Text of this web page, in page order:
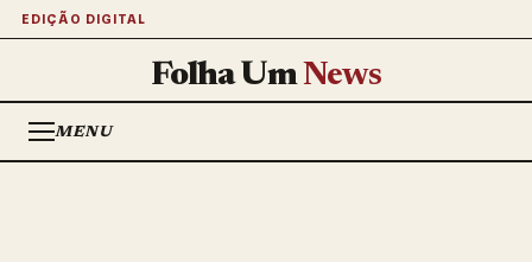
EDIÇÃO DIGITAL
Folha UmNews
MENU